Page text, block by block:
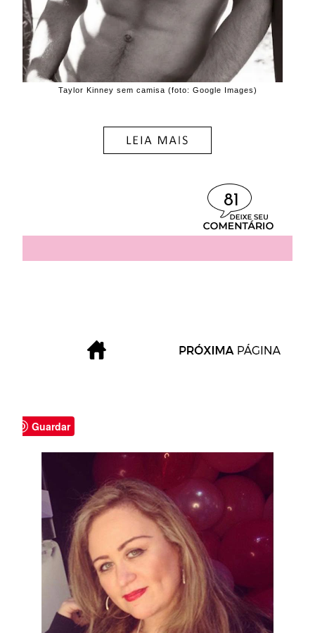
Taylor Kinney sem camisa (foto: Google Images)
81
Guardar